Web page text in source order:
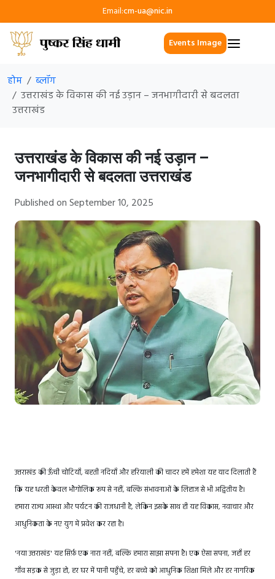
Email:cm-ua@nic.in
Events Image
होम
ब्लॉग
उत्तराखंड के विकास की नई उड़ान – जनभागीदारी से बदलता
उत्तराखंड
उत्तराखंड के विकास की नई उड़ान –
जनभागीदारी से बदलता उत्तराखंड
Published on September 10, 2025
उत्तराखंड की ऊँची चोटियाँ, बहती नदियाँ और हरियाली की चादर हमें हमेशा यह याद दिलाती हैं
कि यह धरती केवल भौगोलिक रूप से नहीं, बल्कि संभावनाओं के लिहाज से भी अद्वितीय है।
हमारा राज्य आस्था और पर्यटन की राजधानी है, लेकिन इसके साथ ही यह विकास, नवाचार और
आधुनिकता के नए युग में प्रवेश कर रहा है।
'नया उत्तराखंड' यह सिर्फ़ एक नारा नहीं, बल्कि हमारा साझा सपना है। एक ऐसा सपना, जहाँ हर
गाँव सड़क से जुड़ा हो, हर घर में पानी पहुँचे, हर बच्चे को आधुनिक शिक्षा मिले और हर नागरिक